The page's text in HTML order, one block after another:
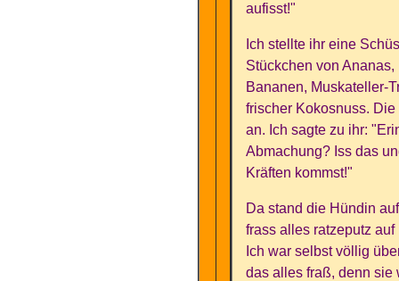
aufisst!"
Ich stellte ihr eine
Stückchen von
Bananen, Muskateller-
frischer Kokosnuss.
an. Ich sagte zu ihr:
Abmachung? Iss das
Kräften kommst!"
Da stand die Hündin
frass alles ratzeputz
Ich war selbst völlig
das alles fraß, denn sie